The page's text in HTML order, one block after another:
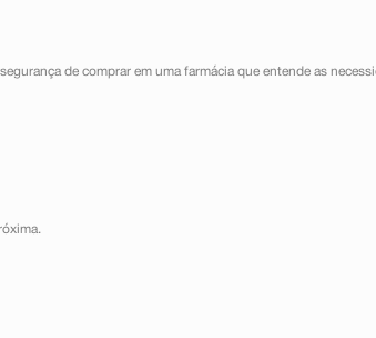
de comprar em uma farmácia que entende as